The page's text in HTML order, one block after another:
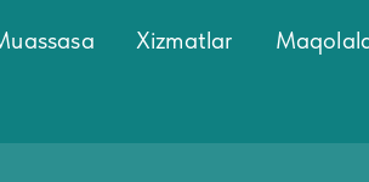
Xizmatlar